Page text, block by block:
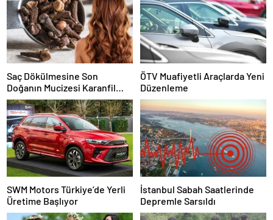
Saç Dökülmesine Son
Doğanın Mucizesi Karanfil
Kürü
ÖTV Muafiyetli Araçlarda Yeni
Düzenleme
SWM Motors Türkiye’de Yerli
Üretime Başlıyor
İstanbul Sabah Saatlerinde
Depremle Sarsıldı